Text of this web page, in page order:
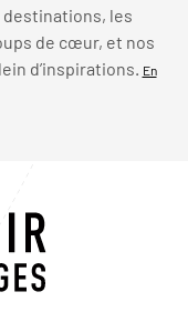
destinations, les
de cœur, et nos
d’inspirations.
En